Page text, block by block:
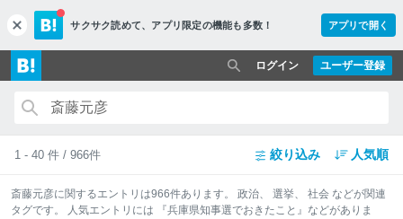
c
l
o
s
e
サクサク読めて、 アプリ限定の機能も多数！ アプリで開く
ユーザー登録
ログイン
1 - 40 件 / 966件 絞り込み 人気順
斎藤元彦に関するエントリは966件あります。 政治、 選挙、 社会 などが関連
タグです。 人気エントリには
『兵庫県知事選でおきたこと』 などがありま